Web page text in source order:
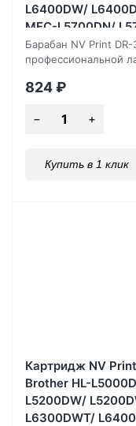
L6400DW/
MFC-L5700DN/
Барабан NV Print
профессиональной
824₽
Купить в 1 клик
Картридж NV
Brother HL-
L5200DW/
L6300DWT/